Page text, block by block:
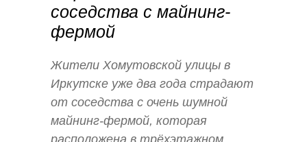
соседства с майнинг-
фермой
Жители Хомутовской улицы в
Иркутске уже два года страдают
от соседства с очень шумной
майнинг-фермой, которая
расположена в трёхэтажном